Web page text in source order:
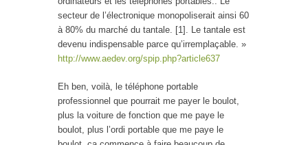
secteur de l’électronique monopoliserait ainsi 60
à 80% du marché du tantale. [1]. Le tantale est
devenu indispensable parce qu’irremplaçable. »
http://www.aedev.org/spip.php?article637
Eh ben, voilà, le téléphone portable
professionnel que pourrait me payer le boulot,
plus la voiture de fonction que me paye le
boulot, plus l’ordi portable que me paye le